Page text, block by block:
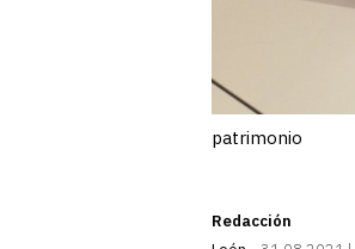
patrimonio
Redacción